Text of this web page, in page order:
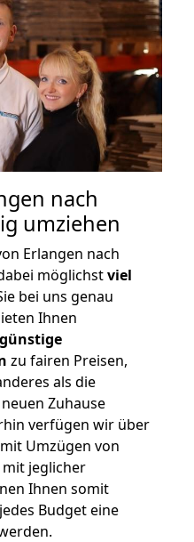
nach
umziehen
Erlangen nach
möglichstviel
bei uns genau
Ihnen
zu fairen Preisen,
als die
Zuhause
verfügen wir über
Umzügen von
mit jeglicher
Ihnen somit
Budget eine